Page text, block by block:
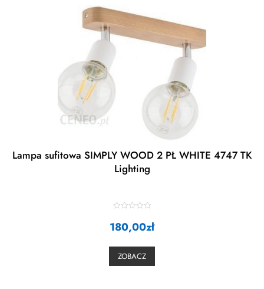
Lampa sufitowa SIMPLY WOOD 2 PŁ WHITE 4747 TK
Lighting
a
t
u
180,00zł
ZOBACZ